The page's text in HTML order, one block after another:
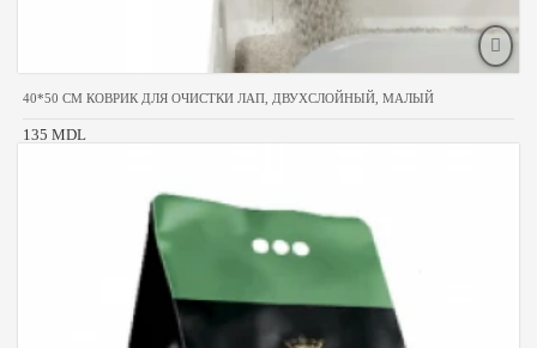
40*50 CM КОВРИК ДЛЯ ОЧИСТКИ ЛАП, ДВУХСЛОЙНЫЙ, МАЛЫЙ
135 MDL